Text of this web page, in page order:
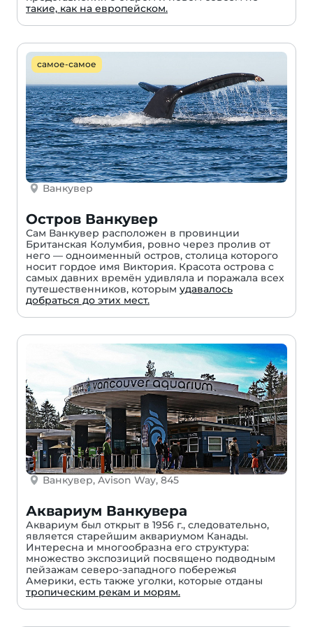
такие, как на европейском.
самое-самое
Ванкувер
Остров Ванкувер
Сам Ванкувер расположен в провинции
Британская Колумбия, ровно через пролив от
него — одноименный остров, столица которого
носит гордое имя Виктория. Красота острова с
самых давних времён удивляла и поражала всех
путешественников, которым удавалось
добраться до этих мест.
Ванкувер, Avison Way, 845
Аквариум Ванкувера
Аквариум был открыт в 1956 г., следовательно,
является старейшим аквариумом Канады.
Интересна и многообразна его структура:
множество экспозиций посвящено подводным
пейзажам северо-западного побережья
Америки, есть также уголки, которые отданы
тропическим рекам и морям.